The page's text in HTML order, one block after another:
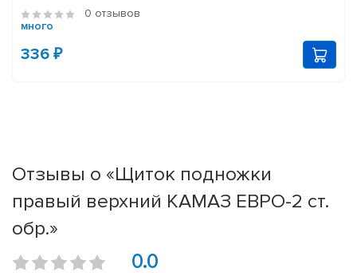
0 отзывов
много
336 ₽
Отзывы о «Щиток подножки
правый верхний КАМАЗ ЕВРО-2 ст.
обр.»
0.0